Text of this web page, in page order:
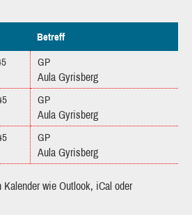
Betreff
GP
Aula Gyrisberg
GP
Aula Gyrisberg
GP
Aula Gyrisberg
Kalender wie Outlook, iCal oder